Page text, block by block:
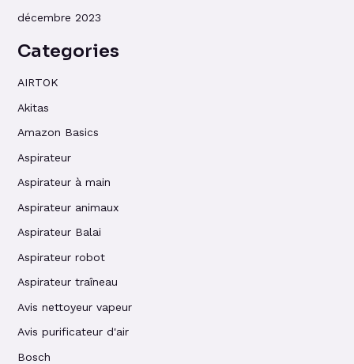
décembre 2023
Categories
AIRTOK
Akitas
Amazon Basics
Aspirateur
Aspirateur à main
Aspirateur animaux
Aspirateur Balai
Aspirateur robot
Aspirateur traîneau
Avis nettoyeur vapeur
Avis purificateur d'air
Bosch